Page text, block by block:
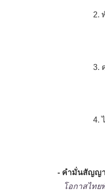
2.
3.
4.
- คำมั่นสัญญ
โอกาสไท